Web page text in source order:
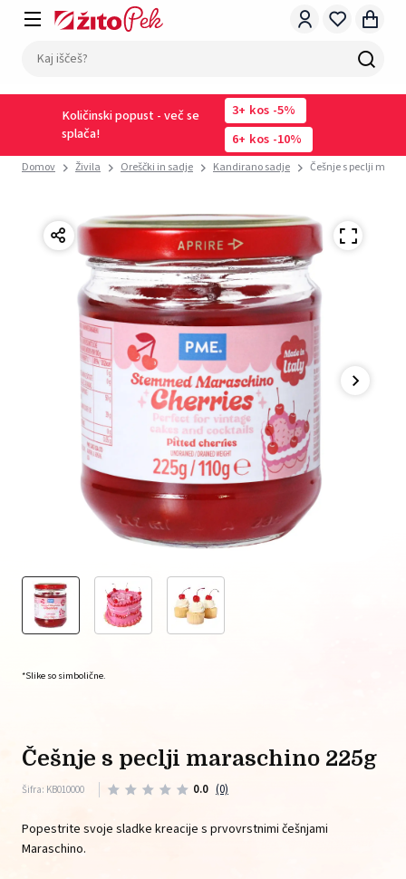
Količinski popust - več se
splača!
3 kos -5%
6
kos -10%
Domov Živila Oreščki in sadje Kandirano sadje Češnje s peclji
*Slike so simbolične.
češnje s peclji maraschino 225g
Šifra: KB010000 0.0 (0)
Popestrite svoje sladke kreacije s prvovrstnimi češnjami
Maraschino.